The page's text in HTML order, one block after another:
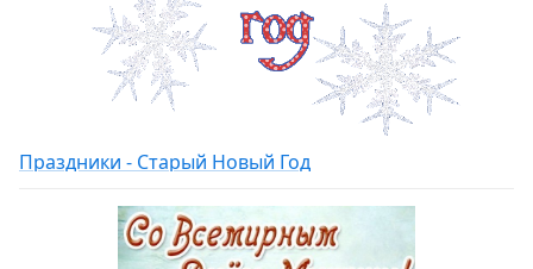
Праздники - Старый Новый Год